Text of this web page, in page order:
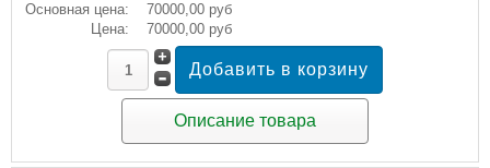
Основная цена:
70000,00 руб
Цена:
70000,00 руб
Описание товара